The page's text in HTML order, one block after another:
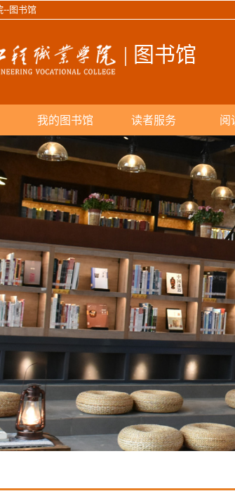
--图书馆
| 图书馆
我的图书馆 读者服务 阅